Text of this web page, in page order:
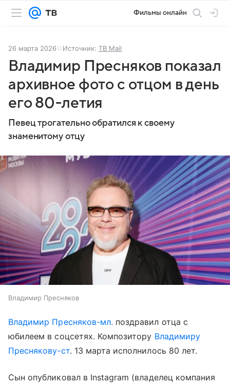
Фильмы онлайн
26 марта 2026 Источник: ТВ Mail
Владимир Пресняков показал
архивное фото с отцом в день
его 80-летия
Певец трогательно обратился к своему
знаменитому отцу
Владимир Пресняков
Владимир Пресняков-мл. поздравил отца с
юбилеем в соцсетях. Композитору Владимиру
Преснякову-ст. 13 марта исполнилось 80 лет.
Сын опубликовал в Instagram (владелец компания